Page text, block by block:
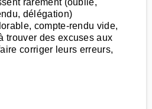
rarement (oublie,
délégation)
compte-rendu vide,
trouver des excuses aux
corriger leurs erreurs,